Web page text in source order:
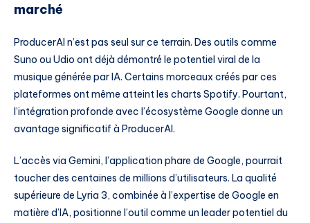
marché
ProducerAI n’est pas seul sur ce terrain. Des outils comme
Suno ou Udio ont déjà démontré le potentiel viral de la
musique générée par IA. Certains morceaux créés par ces
plateformes ont même atteint les charts Spotify. Pourtant,
l’intégration profonde avec l’écosystème Google donne un
avantage significatif à ProducerAI.
L’accès via Gemini, l’application phare de Google, pourrait
toucher des centaines de millions d’utilisateurs. La qualité
supérieure de Lyria 3, combinée à l’expertise de Google en
matière d’IA, positionne l’outil comme un leader potentiel du